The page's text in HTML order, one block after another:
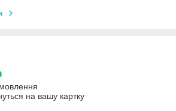
на вашу картку